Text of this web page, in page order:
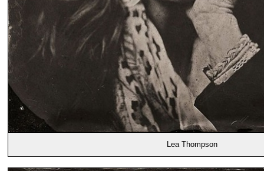
Lea Thompson